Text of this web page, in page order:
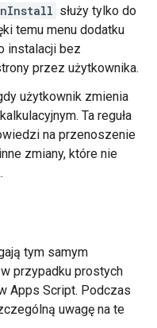
służy tylko do
temu menu dodatku
instalacji bez
przez użytkownika.
użytkownik zmienia
Ta reguła
na przenoszenie
zmiany, które nie
tym samym
przypadku prostych
Apps Script. Podczas
uwagę na te